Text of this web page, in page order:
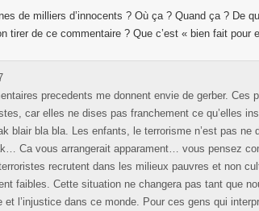
de milliers d’innocents ? Où ça ? Quand ça ? De
tirer de ce commentaire ? Que c’est « bien fait pour
precedents me donnent envie de gerber. Ces
car elles ne dises pas franchement ce qu’elles
blair bla bla. Les enfants, le terrorisme n’est pas ne
Ca vous arrangerait apparament… vous pensez
recrutent dans les milieux pauvres et non
faibles. Cette situation ne changera pas tant que
et l’injustice dans ce monde. Pour ces gens qui